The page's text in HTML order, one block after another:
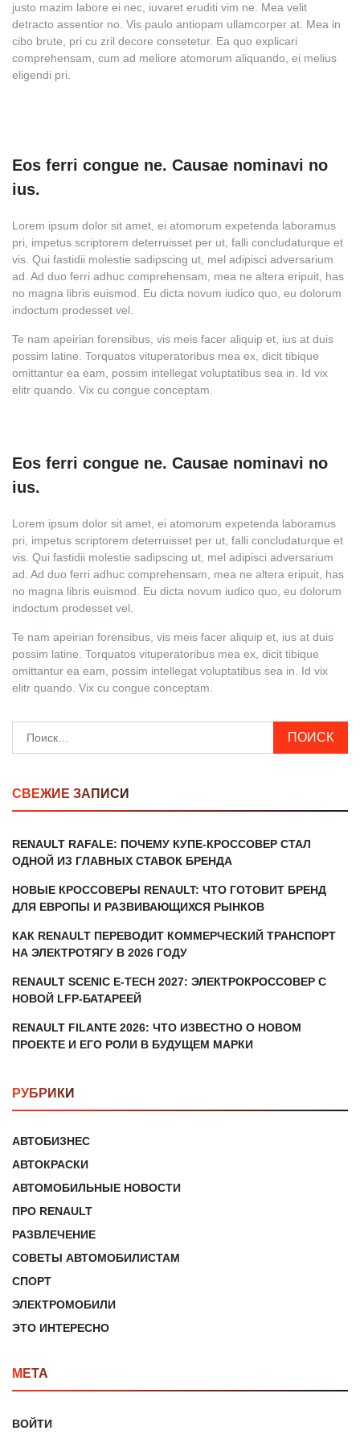
justo mazim labore ei nec, iuvaret eruditi vim ne. Mea velit
detracto assentior no. Vis paulo antiopam ullamcorper at. Mea in
cibo brute, pri cu zril decore consetetur. Ea quo explicari
comprehensam, cum ad meliore atomorum aliquando, ei melius
eligendi pri.
Eos ferri congue ne. Causae nominavi no
ius.
Lorem ipsum dolor sit amet, ei atomorum expetenda laboramus
pri, impetus scriptorem deterruisset per ut, falli concludaturque et
vis. Qui fastidii molestie sadipscing ut, mel adipisci adversarium
ad. Ad duo ferri adhuc comprehensam, mea ne altera eripuit, has
no magna libris euismod. Eu dicta novum iudico quo, eu dolorum
indoctum prodesset vel.
Te nam apeirian forensibus, vis meis facer aliquip et, ius at duis
possim latine. Torquatos vituperatoribus mea ex, dicit tibique
omittantur ea eam, possim intellegat voluptatibus sea in. Id vix
elitr quando. Vix cu congue conceptam.
Eos ferri congue ne. Causae nominavi no
ius.
Lorem ipsum dolor sit amet, ei atomorum expetenda laboramus
pri, impetus scriptorem deterruisset per ut, falli concludaturque et
vis. Qui fastidii molestie sadipscing ut, mel adipisci adversarium
ad. Ad duo ferri adhuc comprehensam, mea ne altera eripuit, has
no magna libris euismod. Eu dicta novum iudico quo, eu dolorum
indoctum prodesset vel.
Te nam apeirian forensibus, vis meis facer aliquip et, ius at duis
possim latine. Torquatos vituperatoribus mea ex, dicit tibique
omittantur ea eam, possim intellegat voluptatibus sea in. Id vix
elitr quando. Vix cu congue conceptam.
СВЕЖИЕ ЗАПИСИ
RENAULT RAFALE: ПОЧЕМУ КУПЕ-КРОССОВЕР СТАЛ
ОДНОЙ ИЗ ГЛАВНЫХ СТАВОК БРЕНДА
НОВЫЕ КРОССОВЕРЫ RENAULT: ЧТО ГОТОВИТ БРЕНД
ДЛЯ ЕВРОПЫ И РАЗВИВАЮЩИХСЯ РЫНКОВ
КАК RENAULT ПЕРЕВОДИТ КОММЕРЧЕСКИЙ ТРАНСПОРТ
НА ЭЛЕКТРОТЯГУ В 2026 ГОДУ
RENAULT SCENIC E-TECH 2027: ЭЛЕКТРОКРОССОВЕР С
НОВОЙ LFP-БАТАРЕЕЙ
RENAULT FILANTE 2026: ЧТО ИЗВЕСТНО О НОВОМ
ПРОЕКТЕ И ЕГО РОЛИ В БУДУЩЕМ МАРКИ
РУБРИКИ
АВТОБИЗНЕС
АВТОКРАСКИ
АВТОМОБИЛЬНЫЕ НОВОСТИ
ПРО RENAULT
РАЗВЛЕЧЕНИЕ
СОВЕТЫ АВТОМОБИЛИСТАМ
СПОРТ
ЭЛЕКТРОМОБИЛИ
ЭТО ИНТЕРЕСНО
МЕТА
ВОЙТИ